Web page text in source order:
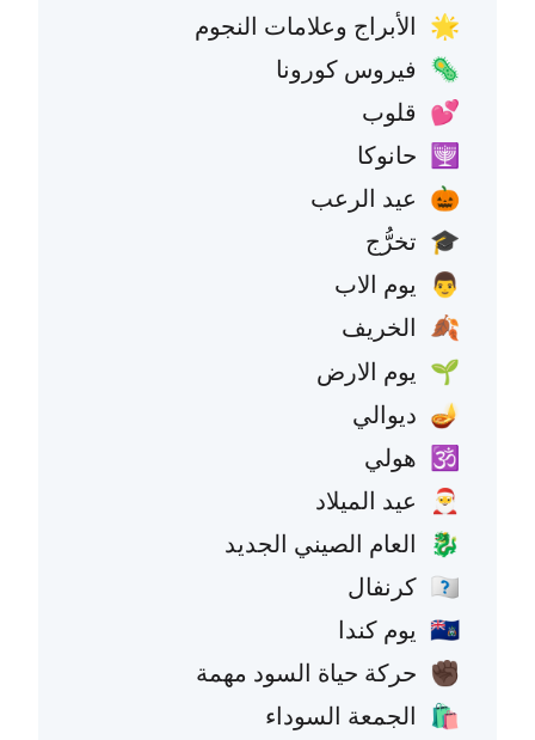
🌟 الأبراج وعلامات النجوم
🦠 فيروس كورونا
💕 قلوب
🕎 حانوكا
🎃 عيد الرعب
🎓 تخرُّج
👨 يوم الاب
🍂 الخريف
🌱 يوم الارض
🪔 ديوالي
🕉️ هولي
🎅 عيد الميلاد
🐉 العام الصيني الجديد
🇧🇷 كرنفال
🇨🇦 يوم كندا
✊🏿 حركة حياة السود مهمة
🛍️ الجمعة السوداء